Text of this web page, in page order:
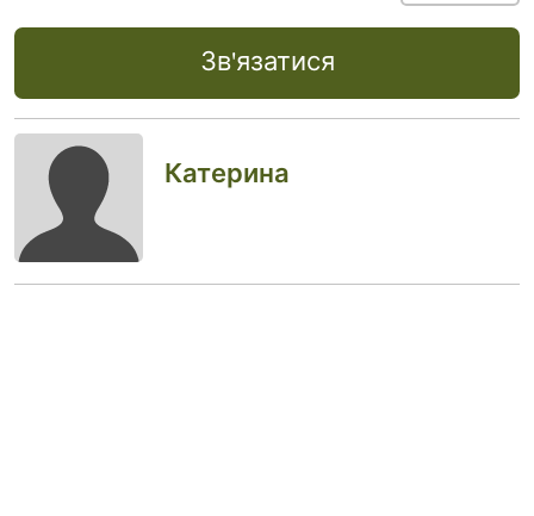
Зв'язатися
Катерина